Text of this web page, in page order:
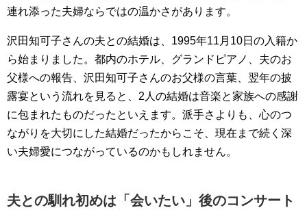
連れ添った夫婦ならではの温かさがあります。
沢田知可子さんの夫との結婚は、1995年11月10日の入籍か
ら始まりました。都内のホテル、グランドピアノ、夫のお
父様への報告、沢田知可子さんのお父様の言葉、翌年の披
露宴という流れを見ると、2人の結婚は音楽と家族への感謝
に包まれたものだったといえます。派手さよりも、心のつ
ながりを大切にした結婚だったからこそ、現在まで続く深
い夫婦愛につながっているのかもしれません。
夫との馴れ初めは「会いたい」後のコンサート